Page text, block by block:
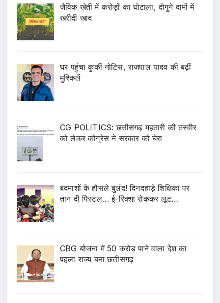
जैविक खेती में करोड़ों का घोटाला, दोगुने दामों में
खरीदी खाद
घर पहुंचा कुर्की नोटिस, राजपाल यादव की बढ़ीं
मुश्किलें
CG POLITICS: छत्तीसगढ़ महतारी की तस्वीर
को लेकर कोंग्रेस ने सरकार को घेरा
बदमाशों के हौसले बुलंद! दिनदहाड़े शिक्षिका पर
तान दी पिस्टल… ई-रिक्शा रोककर लूट…
CBG योजना में 50 करोड़ पाने वाला देश का
पहला राज्य बना छत्तीसगढ़